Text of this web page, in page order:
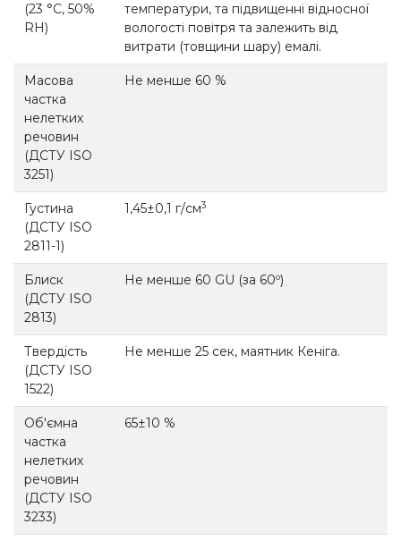
(23 °С, 50%
RH)
температури, та підвищенні відносної
вологості повітря та залежить від
витрати (товщини шару) емалі.
Масова
частка
нелетких
речовин
(ДСТУ ISO
3251)
Не менше 60 %
Густина
(ДСТУ ISO
2811-1)
1,45±0,1 г/см3
Блиск
(ДСТУ ISO
2813)
Не менше 60 GU (за 60º)
Твердість
(ДСТУ ISO
1522)
Не менше 25 сек, маятник Кеніга.
Об'ємна
частка
нелетких
речовин
(ДСТУ ISO
3233)
65±10 %